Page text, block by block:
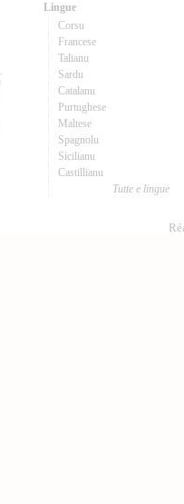
Lingue
Corsu
Francese
Talianu
Sardu
Catalanu
Purtughese
Maltese
Spagnolu
Sicilianu
Castillianu
Tutte e lingue